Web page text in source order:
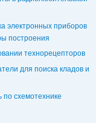
электронных приборов
построения
технорецепторов
для поиска кладов и
по схемотехнике